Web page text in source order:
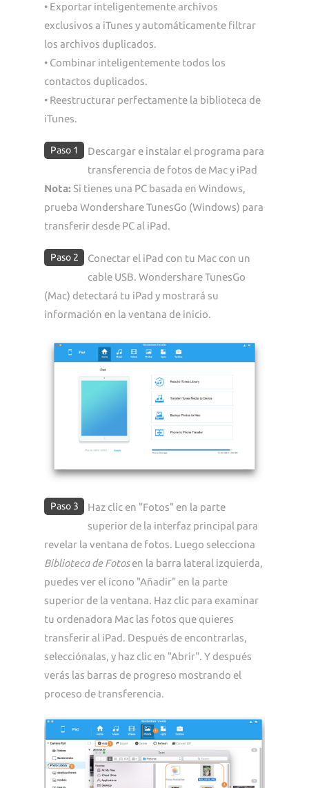
• Exportar inteligentemente archivos
exclusivos a iTunes y automáticamente filtrar
los archivos duplicados.
• Combinar inteligentemente todos los
contactos duplicados.
• Reestructurar perfectamente la biblioteca de
iTunes.
Paso 1
Descargar e instalar el programa para
transferencia de fotos de Mac y iPad
Nota: Si tienes una PC basada en Windows,
prueba Wondershare TunesGo (Windows) para
transferir desde PC al iPad.
Paso 2
Conectar el iPad con tu Mac con un
cable USB. Wondershare TunesGo
(Mac) detectará tu iPad y mostrará su
información en la ventana de inicio.
Paso 3
Haz clic en "Fotos" en la parte
superior de la interfaz principal para
revelar la ventana de fotos. Luego selecciona
Biblioteca de Fotosen la barra lateral izquierda,
puedes ver el ícono "Añadir" en la parte
superior de la ventana. Haz clic para examinar
tu ordenadora Mac las fotos que quieres
transferir al iPad. Después de encontrarlas,
selecciónalas, y haz clic en "Abrir". Y después
verás las barras de progreso mostrando el
proceso de transferencia.